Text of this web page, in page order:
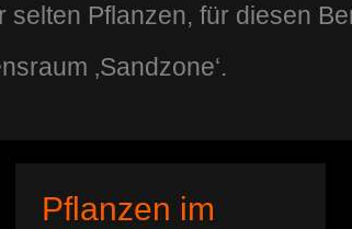
selten Pflanzen, für diesen
‚Sandzone‘.
Pflanzen im